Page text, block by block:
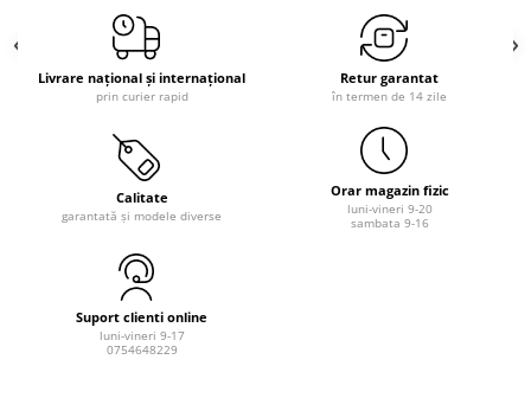
Livrare național și internațional
prin curier rapid
Retur garantat
în termen de 14 zile
Calitate
garantată și modele diverse
Orar magazin fizic
luni-vineri 9-20
sambata 9-16
Suport clienti online
luni-vineri 9-17
0754648229